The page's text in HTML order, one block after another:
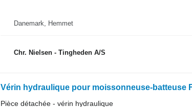
Danemark, Hemmet
Chr. Nielsen - Tingheden A/S
Vérin hydraulique pour moissonneuse-batteuse
Pièce détachée - vérin hydraulique